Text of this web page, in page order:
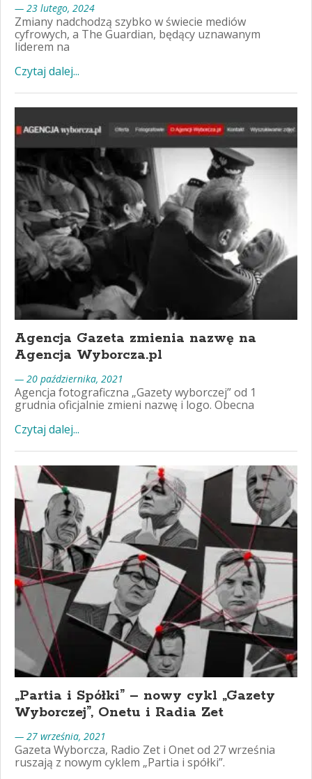
— 23 lutego, 2024
Zmiany nadchodzą szybko w świecie mediów
cyfrowych, a The Guardian, będący uznawanym
liderem na
Czytaj dalej...
Agencja Gazeta zmienia nazwę na
Agencja Wyborcza.pl
— 20 października, 2021
Agencja fotograficzna „Gazety wyborczej” od 1
grudnia oficjalnie zmieni nazwę i logo. Obecna
Czytaj dalej...
„Partia i Spółki” – nowy cykl „Gazety
Wyborczej”, Onetu i Radia Zet
— 27 września, 2021
Gazeta Wyborcza, Radio Zet i Onet od 27 września
ruszają z nowym cyklem „Partia i spółki”.